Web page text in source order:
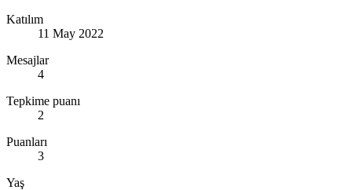
Katılım
11 May 2022
Mesajlar
4
Tepkime puanı
2
Puanları
3
Yaş